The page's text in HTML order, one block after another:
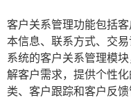
客户关系管理功能包括
本信息、联系方式、交
系统的客户关系管理模
解客户需求，提供个性
类、客户跟踪和客户反